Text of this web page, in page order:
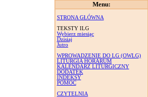
Menu:
STRONA GŁÓWNA
TEKSTY ILG
Wybierz miesiąc
Dzisiaj
Jutro
WPROWADZENIE DO LG (OWLG)
LITURGIA HORARUM
KALENDARZ LITURGICZNY
DODATEK
INDEKSY
POMOC
CZYTELNIA